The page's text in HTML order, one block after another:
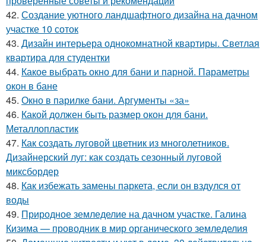
42. Создание уютного ландшафтного дизайна на дачном
участке 10 соток
43. Дизайн интерьера однокомнатной квартиры. Светлая
квартира для студентки
44. Какое выбрать окно для бани и парной. Параметры
окон в бане
45. Окно в парилке бани. Аргументы «за»
46. Какой должен быть размер окон для бани.
Металлопластик
47. Как создать луговой цветник из многолетников.
Дизайнерский луг: как создать сезонный луговой
миксбордер
48. Как избежать замены паркета, если он вздулся от
воды
49. Природное земледелие на дачном участке. Галина
Кизима — проводник в мир органического земледелия